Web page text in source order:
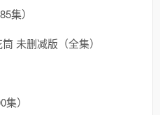
集）
未删减版（全集）
）